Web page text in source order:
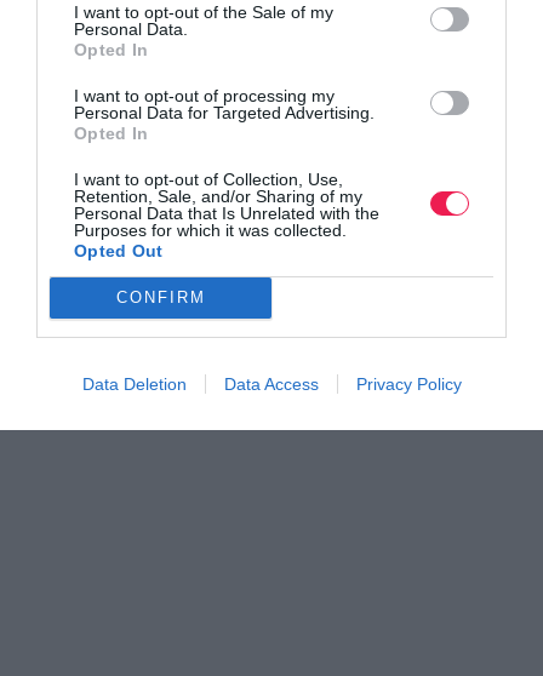
I want to opt-out of the Sale of my
Personal Data.
Opted In
I want to opt-out of processing my
Personal Data for Targeted Advertising.
Opted In
I want to opt-out of Collection, Use,
Retention, Sale, and/or Sharing of my
Personal Data that Is Unrelated with the
Purposes for which it was collected.
Opted Out
CONFIRM
Data Deletion Data Access Privacy Policy
Γίνε Συνδρομητής
Βρες το RUNNER!
Όλα τα Τεύχη